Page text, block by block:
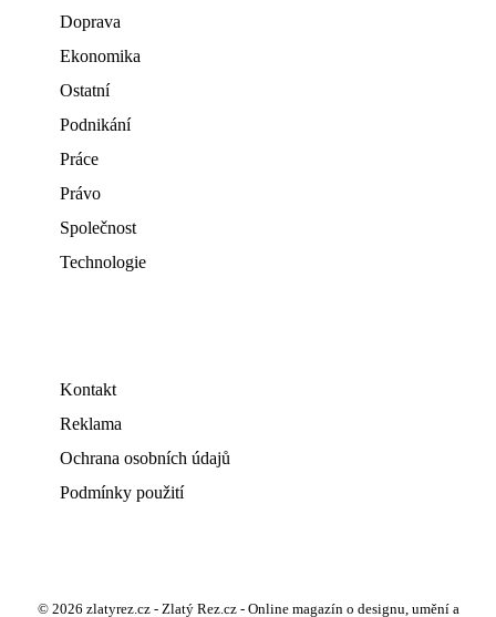
Doprava
Ekonomika
Ostatní
Podnikání
Práce
Právo
Společnost
Technologie
Kontakt
Reklama
Ochrana osobních údajů
Podmínky použití
© 2026 zlatyrez.cz - Zlatý Rez.cz - Online magazín o designu, umění a